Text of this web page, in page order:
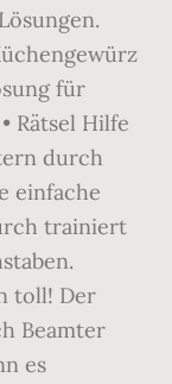
für
Rätsel Hilfe
durch
einfache
trainiert
toll! Der
Beamter
es